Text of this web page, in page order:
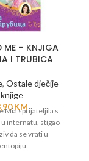
ME – KNJIGA
I TRUBICA
, Ostale dječije
knjige
KM
Mia sprijateljila s
internatu, stigao
da se vrati u